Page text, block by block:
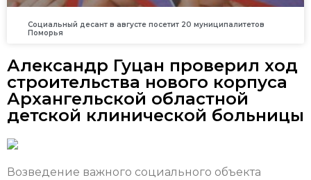
Социальный десант в августе посетит 20 муниципалитетов
Поморья
Александр Гуцан проверил ход
строительства нового корпуса
Архангельской областной
детской клинической больницы
Возведение важного социального объекта